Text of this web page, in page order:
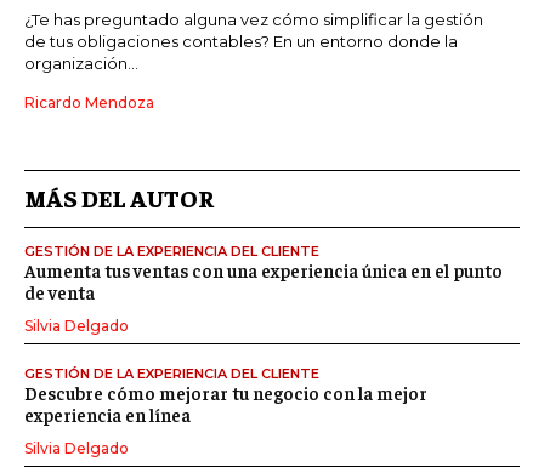
¿Te has preguntado alguna vez cómo simplificar la gestión
de tus obligaciones contables? En un entorno donde la
organización...
Ricardo Mendoza
MÁS DEL AUTOR
GESTIÓN DE LA EXPERIENCIA DEL CLIENTE
Aumenta tus ventas con una experiencia única en el punto
de venta
Silvia Delgado
GESTIÓN DE LA EXPERIENCIA DEL CLIENTE
Descubre cómo mejorar tu negocio con la mejor
experiencia en línea
Silvia Delgado